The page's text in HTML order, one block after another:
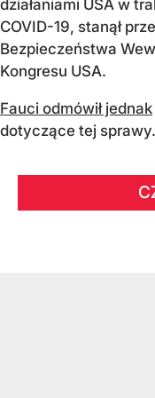
działaniami USA w
COVID-19, stanął
Bezpieczeństwa
Kongresu USA.
Fauci odmówił jednak
dotyczące tej sprawy.